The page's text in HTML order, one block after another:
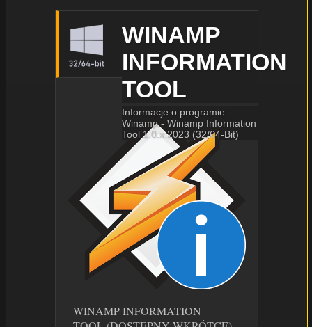
WINAMP
INFORMATION
TOOL
Informacje o programie
Winamp - Winamp Information
Tool 1.0.x.2023 (32/64-Bit)
WINAMP INFORMATION